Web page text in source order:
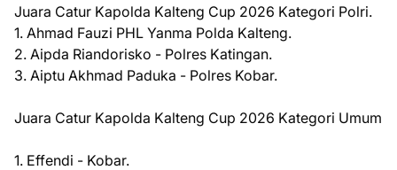
Juara Catur Kapolda Kalteng Cup 2026 Kategori Polri.
1. Ahmad Fauzi PHL Yanma Polda Kalteng.
2. Aipda Riandorisko - Polres Katingan.
3. Aiptu Akhmad Paduka - Polres Kobar.
Juara Catur Kapolda Kalteng Cup 2026 Kategori Umum
1. Effendi - Kobar.